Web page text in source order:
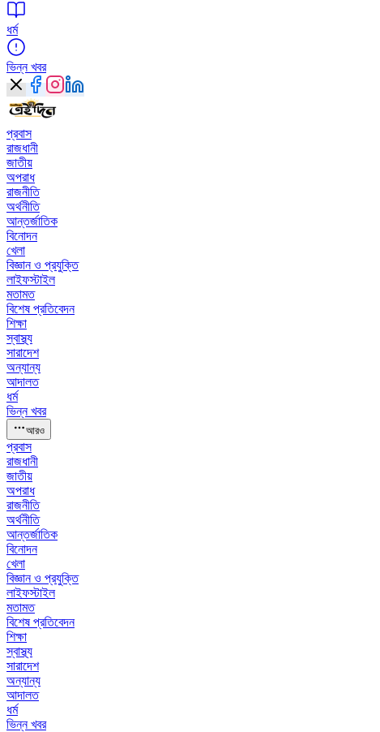
ধর্ম
ভিন্ন খবর
প্রবাস
রাজধানী
জাতীয়
অপরাধ
রাজনীতি
অর্থনীতি
আন্তর্জাতিক
বিনোদন
খেলা
বিজ্ঞান ও প্রযুক্তি
লাইফস্টাইল
মতামত
বিশেষ প্রতিবেদন
শিক্ষা
স্বাস্থ্য
সারাদেশ
অন্যান্য
আদালত
ধর্ম
ভিন্ন খবর
আরও
প্রবাস
রাজধানী
জাতীয়
অপরাধ
রাজনীতি
অর্থনীতি
আন্তর্জাতিক
বিনোদন
খেলা
বিজ্ঞান ও প্রযুক্তি
লাইফস্টাইল
মতামত
বিশেষ প্রতিবেদন
শিক্ষা
স্বাস্থ্য
সারাদেশ
অন্যান্য
আদালত
ধর্ম
ভিন্ন খবর